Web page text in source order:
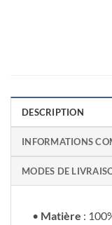
DESCRIPTION
INFORMATIONS
MODES DE
• Matière :